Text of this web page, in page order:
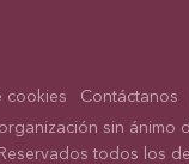
cookies Contáctanos
sin ánimo
todos los